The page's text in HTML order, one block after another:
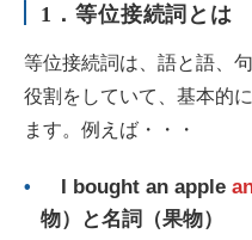
1．等位接続詞とは
等位接続詞は、語と語、
役割をしていて、基本的
ます。例えば・・・
I bought an apple
物）と名詞（果物）